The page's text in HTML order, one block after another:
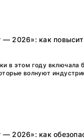
— 2026»: как
в этом году включала
волнуют
— 2026»: как